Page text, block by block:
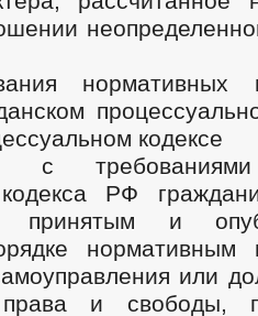
нормативных
с требованиями
кодекса РФ
принятым и
нормативным
или
и свободы,